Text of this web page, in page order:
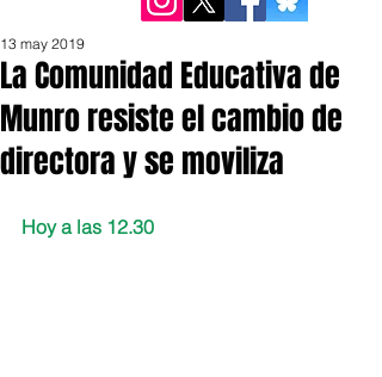
La Comunidad Educativa de
Munro resiste el cambio de
directora y se moviliza
13 may 2019
Hoy a las 12.30